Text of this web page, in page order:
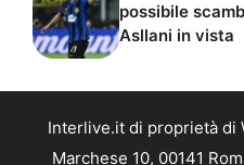
possibile
Asllani in vista
Interlive.it di proprietà di
Marchese 10, 00141